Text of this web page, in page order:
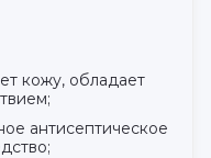
кожу, обладает
антисептическое